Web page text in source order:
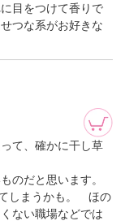
目をつけて香りで
つな系がお好きな
て、確かに干し草
のだと思います。
しまうかも。 ほの
ない職場などでは